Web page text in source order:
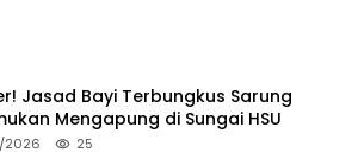
Jasad Bayi Terbungkus Sarung
Mengapung di Sungai HSU
25